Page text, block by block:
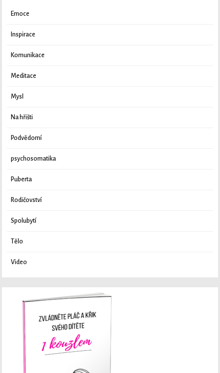
Emoce
Inspirace
Komunikace
Meditace
Mysl
Na hřišti
Podvědomí
psychosomatika
Puberta
Rodičovství
Spolubytí
Tělo
Video